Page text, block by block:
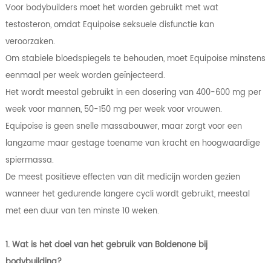
Voor bodybuilders moet het worden gebruikt met wat
testosteron, omdat Equipoise seksuele disfunctie kan
veroorzaken.
Om stabiele bloedspiegels te behouden, moet Equipoise minstens
eenmaal per week worden geïnjecteerd.
Het wordt meestal gebruikt in een dosering van 400-600 mg per
week voor mannen, 50-150 mg per week voor vrouwen.
Equipoise is geen snelle massabouwer, maar zorgt voor een
langzame maar gestage toename van kracht en hoogwaardige
spiermassa.
De meest positieve effecten van dit medicijn worden gezien
wanneer het gedurende langere cycli wordt gebruikt, meestal
met een duur van ten minste 10 weken.
1. Wat is het doel van het gebruik van Boldenone bij